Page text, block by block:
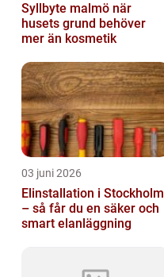
Syllbyte malmö när
husets grund behöver
mer än kosmetik
03 juni 2026
Elinstallation i Stockholm
– så får du en säker och
smart elanläggning